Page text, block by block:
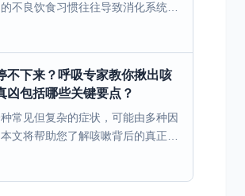
不良饮食习惯往往导致消化系统疾
通过科学合理的饮食调理，可以有
不下来？呼吸专家教你揪出咳
凶包括哪些关键要点？
常见但复杂的症状，可能由多种因
文将帮助您了解咳嗽背后的真正原
有效的应对方法。 一、咳嗽的主